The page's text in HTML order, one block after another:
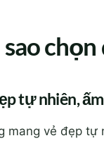
tự nhiên,
mang vẻ đẹp tự